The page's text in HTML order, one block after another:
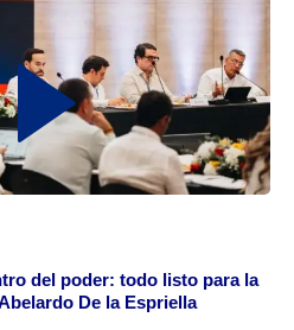
del poder: todo listo para la
De la Espriella